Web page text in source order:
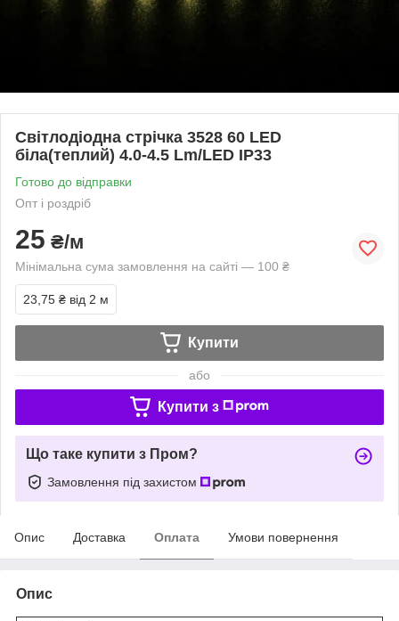
Світлодіодна стрічка 3528 60 LED
біла(теплий) 4.0-4.5 Lm/LED IP33
Готово до відправки
Опт і роздріб
25 ₴/м
Мінімальна сума замовлення на сайті — 100 ₴
23,75 ₴ від 2 м
Купити
або
Купити з
Що таке купити з Пром?
Замовлення під захистом
Опис Доставка Оплата Умови повернення
Опис